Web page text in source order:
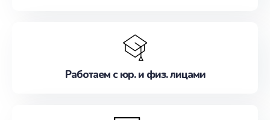
Работаем с юр. и физ. лицами